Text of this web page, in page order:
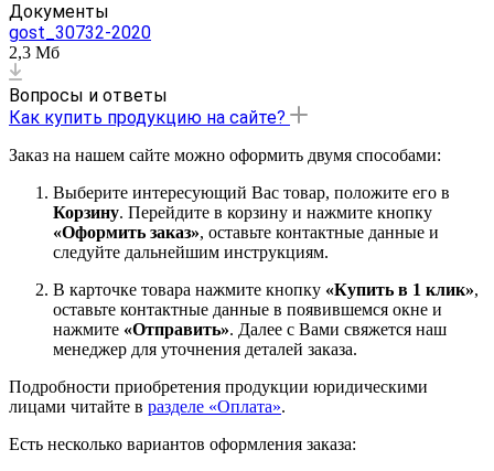
Документы
gost_30732-2020
2,3 Мб
Вопросы и ответы
Как купить продукцию на сайте?
Заказ на нашем сайте можно оформить двумя способами:
Выберите интересующий Вас товар, положите его в
Корзину. Перейдите в корзину и нажмите кнопку
«Оформить заказ», оставьте контактные данные и
следуйте дальнейшим инструкциям.
В карточке товара нажмите кнопку «Купить в 1 клик»,
оставьте контактные данные в появившемся окне и
нажмите «Отправить». Далее с Вами свяжется наш
менеджер для уточнения деталей заказа.
Подробности приобретения продукции юридическими
лицами читайте в разделе «Оплата».
Есть несколько вариантов оформления заказа: